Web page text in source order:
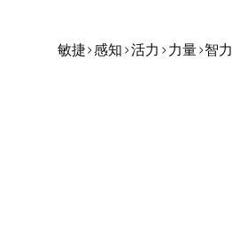
敏捷>感知>活力>力量>智力